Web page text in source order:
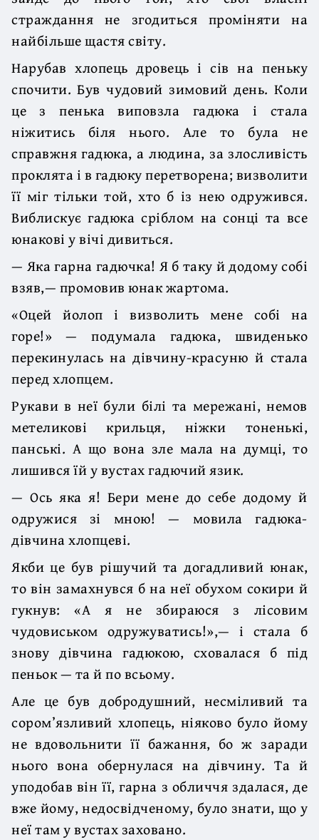
страждання не згодиться проміняти на
найбільше щастя світу.
Нарубав хлопець дровець і сів на пеньку
спочити. Був чудовий зимовий день. Коли
це з пенька виповзла гадюка і стала
ніжитись біля нього. Але то була не
справжня гадюка, а людина, за злосливість
проклята і в гадюку перетворена; визволити
її міг тільки той, хто б із нею одружився.
Виблискує гадюка сріблом на сонці та все
юнакові у вічі дивиться.
— Яка гарна гадючка! Я б таку й додому собі
взяв,— промовив юнак жартома.
«Оцей йолоп і визволить мене собі на
горе!» — подумала гадюка, швиденько
перекинулась на дівчину-красуню й стала
перед хлопцем.
Рукави в неї були білі та мережані, немов
метеликові крильця, ніжки тоненькі,
панські. А що вона зле мала на думці, то
лишився їй у вустах гадючий язик.
— Ось яка я! Бери мене до себе додому й
одружися зі мною! — мовила гадюка-
дівчина хлопцеві.
Якби це був рішучий та догадливий юнак,
то він замахнувся б на неї обухом сокири й
гукнув: «А я не збираюся з лісовим
чудовиськом одружуватись!»,— і стала б
знову дівчина гадюкою, сховалася б під
пеньок — та й по всьому.
Але це був добродушний, несміливий та
сором’язливий хлопець, ніяково було йому
не вдовольнити її бажання, бо ж заради
нього вона обернулася на дівчину. Та й
уподобав він її, гарна з обличчя здалася, де
вже йому, недосвідченому, було знати, що у
неї там у вустах заховано.